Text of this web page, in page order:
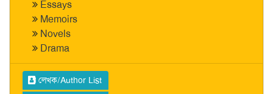
Essays
Memoirs
Novels
Drama
লেখক/Author List